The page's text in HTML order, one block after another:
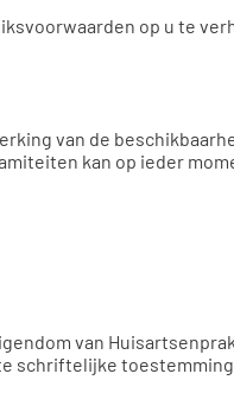
op u te
van de
kan op ieder
van
schriftelijke